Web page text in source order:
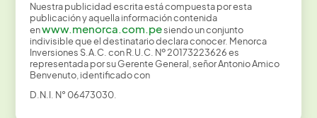
Nuestra publicidad escrita está compuesta por esta
publicación y aquella información contenida
enwww.menorca.com.pesiendo un conjunto
indivisible que el destinatario declara conocer. Menorca
Inversiones S.A.C. con R.U.C. Nº 20173223626 es
representada por su Gerente General, señor Antonio Amico
Benvenuto, identificado con​
D.N.I. N° 06473030.